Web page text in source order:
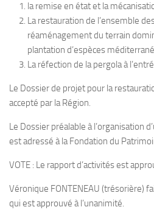
la remise en état et la
La restauration de l’ensemble
réaménagement du terrain
plantation d’espèces
La réfection de la pergola à
Le Dossier de projet pour la
accepté par la Région.
Le Dossier préalable à l’organisation
est adressé à la Fondation du
VOTE : Le rapport d’activités est
Véronique FONTENEAU (trésorière)
qui est approuvé à l’unanimité.